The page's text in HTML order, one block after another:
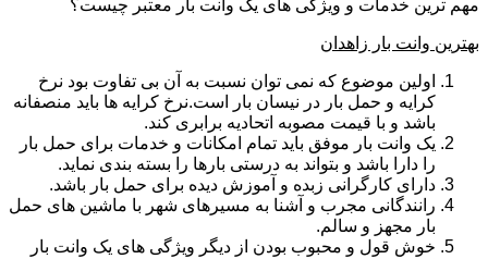
مهم ترین خدمات و ویژگی های یک وانت بار معتبر چیست؟
بهترین وانت بار زاهدان
اولین موضوع که نمی توان نسبت به آن بی تفاوت بود نرخ
کرایه و حمل بار در نیسان بار است.نرخ کرایه ها باید منصفانه
باشد و با قیمت مصوبه اتحادیه برابری کند.
یک وانت بار موفق باید تمام امکانات و خدمات برای حمل بار
را دارا باشد و بتواند به درستی بارها را بسته بندی نماید.
دارای کارگرانی زبده و آموزش دیده برای حمل بار باشد.
رانندگانی مجرب و آشنا به مسیرهای شهر با ماشین های حمل
بار مجهز و سالم.
خوش قول و محبوب بودن از دیگر ویژگی های یک وانت بار